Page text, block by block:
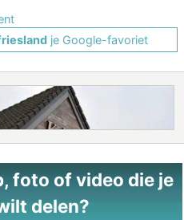
je Google-favoriet
foto of video die je
delen?